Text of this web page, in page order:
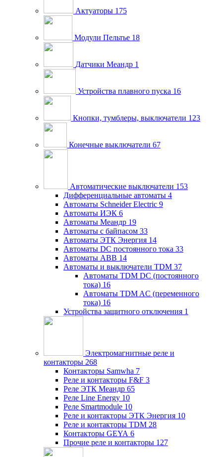
Актуаторы 175
Модули Пельтье 18
Датчики Меандр 1
Устройства плавного пуска 16
Кнопки, тумблеры, выключатели 123
Конечные выключатели 67
Автоматические выключатели 153
Дифференциальные автоматы 4
Автоматы Schneider Electric 9
Автоматы ИЭК 6
Автоматы Меандр 19
Автоматы с байпасом 33
Автоматы ЭТК Энергия 14
Автоматы DC постоянного тока 33
Автоматы ABB 14
Автоматы и выключатели TDM 37
Автоматы TDM DC (постоянного
тока) 16
Автоматы TDM AC (переменного
тока) 16
Устройства защитного отключения 1
Электромагнитные реле и
контакторы 268
Контакторы Samwha 7
Реле и контакторы F&F 3
Реле ЭТК Меандр 65
Реле Line Energy 10
Реле Smartmodule 10
Реле и контакторы ЭТК Энергия 10
Реле и контакторы TDM 28
Контакторы GEYA 6
Прочие реле и контакторы 127